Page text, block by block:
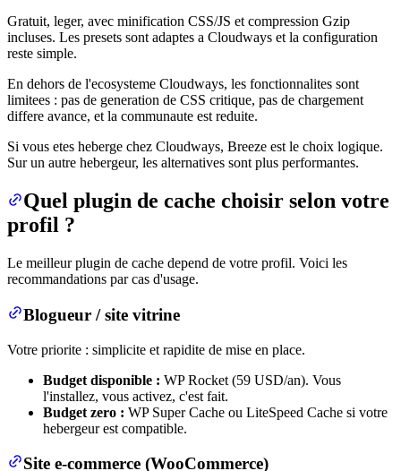
Gratuit, leger, avec minification CSS/JS et compression Gzip
incluses. Les presets sont adaptes a Cloudways et la configuration
reste simple.
En dehors de l'ecosysteme Cloudways, les fonctionnalites sont
limitees : pas de generation de CSS critique, pas de chargement
differe avance, et la communaute est reduite.
Si vous etes heberge chez Cloudways, Breeze est le choix logique.
Sur un autre hebergeur, les alternatives sont plus performantes.
Quel plugin de cache choisir selon votre
profil ?
Le meilleur plugin de cache depend de votre profil. Voici les
recommandations par cas d'usage.
Blogueur / site vitrine
Votre priorite : simplicite et rapidite de mise en place.
Budget disponible : WP Rocket (59 USD/an). Vous
l'installez, vous activez, c'est fait.
Budget zero : WP Super Cache ou LiteSpeed Cache si votre
hebergeur est compatible.
Site e-commerce (WooCommerce)